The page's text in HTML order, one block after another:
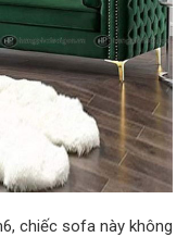
chiếc sofa này không